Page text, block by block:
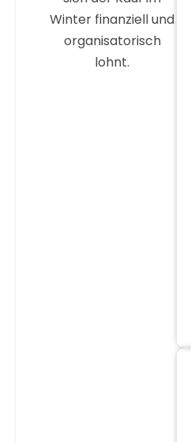
Winter finanziell und
organisatorisch
lohnt.